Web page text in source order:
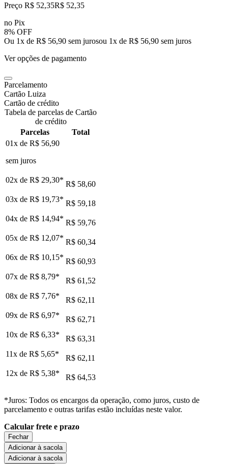
Preço R$ 52,35R$ 52,35
no Pix
8% OFF
Ou 1x de R$ 56,90 sem jurosou 1x de R$ 56,90 sem juros
Ver opções de pagamento
Parcelamento
Cartão Luiza
Cartão de crédito
Tabela de parcelas de Cartão
de crédito
Parcelas
Total
01x de R$ 56,90
sem juros
02x de R$ 29,30* R$ 58,60
03x de R$ 19,73* R$ 59,18
04x de R$ 14,94* R$ 59,76
05x de R$ 12,07* R$ 60,34
06x de R$ 10,15* R$ 60,93
07x de R$ 8,79*
R$ 61,52
08x de R$ 7,76*
R$ 62,11
09x de R$ 6,97*
R$ 62,71
10x de R$ 6,33*
R$ 63,31
11x de R$ 5,65*
R$ 62,11
12x de R$ 5,38* R$ 64,53
*Juros: Todos os encargos da operação, como juros, custo de
parcelamento e outras tarifas estão incluídas neste valor.
Calcular frete e prazo
Fechar
Adicionar à sacola
Adicionar à sacola